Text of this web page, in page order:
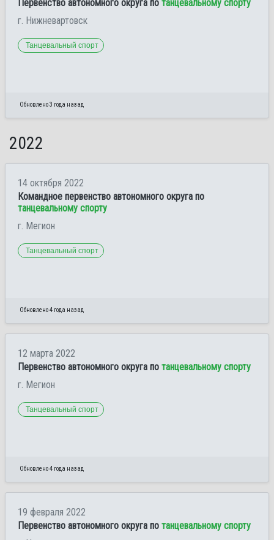
Первенство автономного округа по танцевальному спорту
г. Нижневартовск
Танцевальный спорт
Обновлено 3 года назад
2022
14 октября 2022
Командное первенство автономного округа по
танцевальному спорту
г. Мегион
Танцевальный спорт
Обновлено 4 года назад
12 марта 2022
Первенство автономного округа по танцевальному спорту
г. Мегион
Танцевальный спорт
Обновлено 4 года назад
19 февраля 2022
Первенство автономного округа по танцевальному спорту